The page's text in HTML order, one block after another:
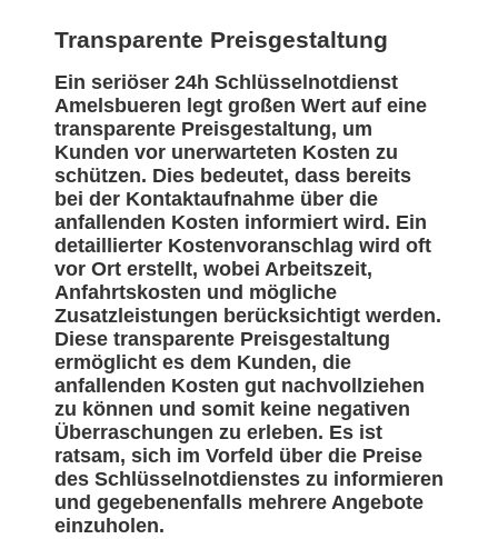
Transparente Preisgestaltung
Ein seriöser 24h Schlüsselnotdienst
Amelsbueren legt großen Wert auf eine
transparente Preisgestaltung, um
Kunden vor unerwarteten Kosten zu
schützen. Dies bedeutet, dass bereits
bei der Kontaktaufnahme über die
anfallenden Kosten informiert wird. Ein
detaillierter Kostenvoranschlag wird oft
vor Ort erstellt, wobei Arbeitszeit,
Anfahrtskosten und mögliche
Zusatzleistungen berücksichtigt werden.
Diese transparente Preisgestaltung
ermöglicht es dem Kunden, die
anfallenden Kosten gut nachvollziehen
zu können und somit keine negativen
Überraschungen zu erleben. Es ist
ratsam, sich im Vorfeld über die Preise
des Schlüsselnotdienstes zu informieren
und gegebenenfalls mehrere Angebote
einzuholen.